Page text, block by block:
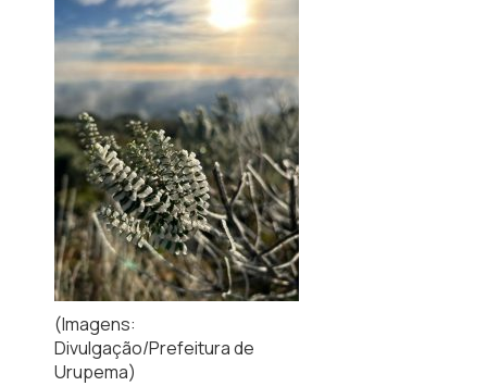
(Imagens:
Divulgação/Prefeitura de
Urupema)